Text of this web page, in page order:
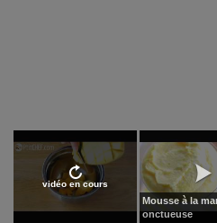
vidéo en cours
Mousse à la
onctueuse